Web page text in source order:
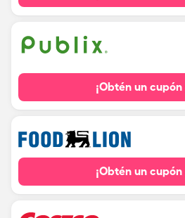
¡Obtén un
¡Obtén un